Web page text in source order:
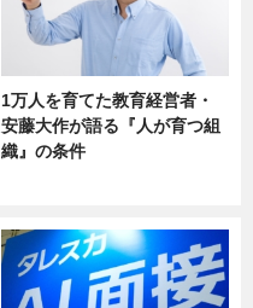
1万人を育てた教育経営者・
安藤大作が語る『人が育つ組
織』の条件